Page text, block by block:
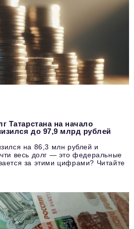
Татарстана на начало
до 97,9 млрд рублей
на 86,3 млн рублей и
весь долг — это федеральные
за этими цифрами? Читайте